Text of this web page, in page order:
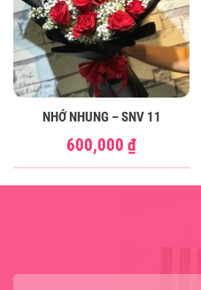
NHỚ NHUNG – SNV 11
600,000 ₫